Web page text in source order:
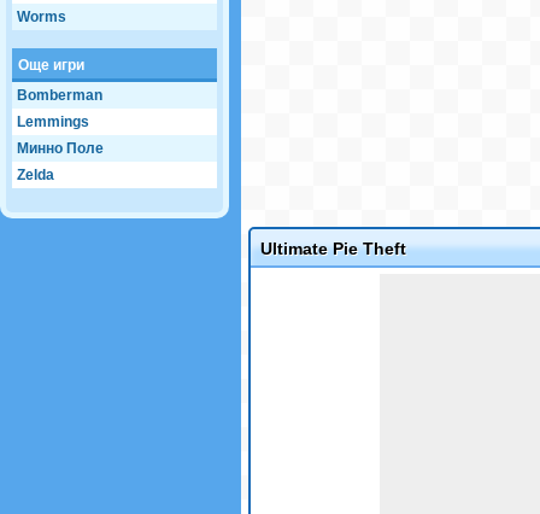
Worms
Още игри
Bomberman
Lemmings
Минно Поле
Zelda
Ultimate Pie Theft